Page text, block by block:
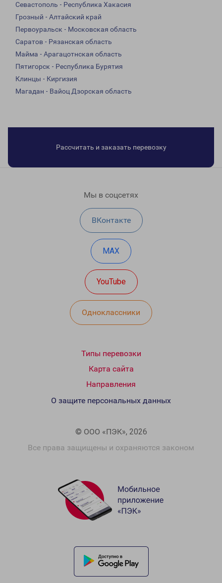
Севастополь - Республика Хакасия
Грозный - Алтайский край
Первоуральск - Московская область
Саратов - Рязанская область
Майма - Арагацотнская область
Пятигорск - Республика Бурятия
Клинцы - Киргизия
Магадан - Вайоц Дзорская область
Рассчитать и заказать перевозку
Мы в соцсетях
ВКонтакте
MAX
YouTube
Одноклассники
Типы перевозки
Карта сайта
Направления
© ООО «ПЭК», 2026
Все права защищены и охраняются законом
О защите персональных данных